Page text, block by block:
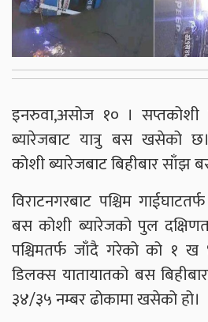
इनरुवा,असोज १० । सप्तकोशी
ब्यारेजबाट यात्रु बस खसेको छ।
कोशी ब्यारेजबाट बिहीबार साँझ
विराटनगरबाट पश्चिम
बस कोशी ब्यारेजको पुल
पश्चिमतर्फ जाँदै गरेको को १ ख
डिलक्स यातायातको बस
३४/३५ नम्बर ढोकामा खसेको हो।